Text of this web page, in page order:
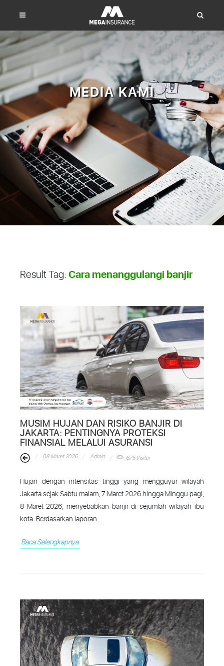
MEDIA KAMI
Result Tag:Cara menanggulangi banjir
MUSIM HUJAN DAN RISIKO BANJIR DI
JAKARTA: PENTINGNYA PROTEKSI
FINANSIAL MELALUI ASURANSI
08 Maret 2026 Admin 675 Visitor
Hujan dengan intensitas tinggi yang mengguyur wilayah
Jakarta sejak Sabtu malam, 7 Maret 2026 hingga Minggu pagi,
8 Maret 2026, menyebabkan banjir di sejumlah wilayah ibu
kota. Berdasarkan laporan...
Baca Selengkapnya